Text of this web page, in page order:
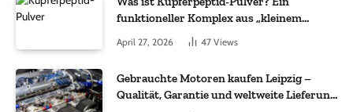
funktioneller Komplex aus „kleinem
Molekül + Metall“
April 27, 2026 47 Views
Gebrauchte Motoren kaufen Leipzig –
Qualität, Garantie und weltweite Lieferung